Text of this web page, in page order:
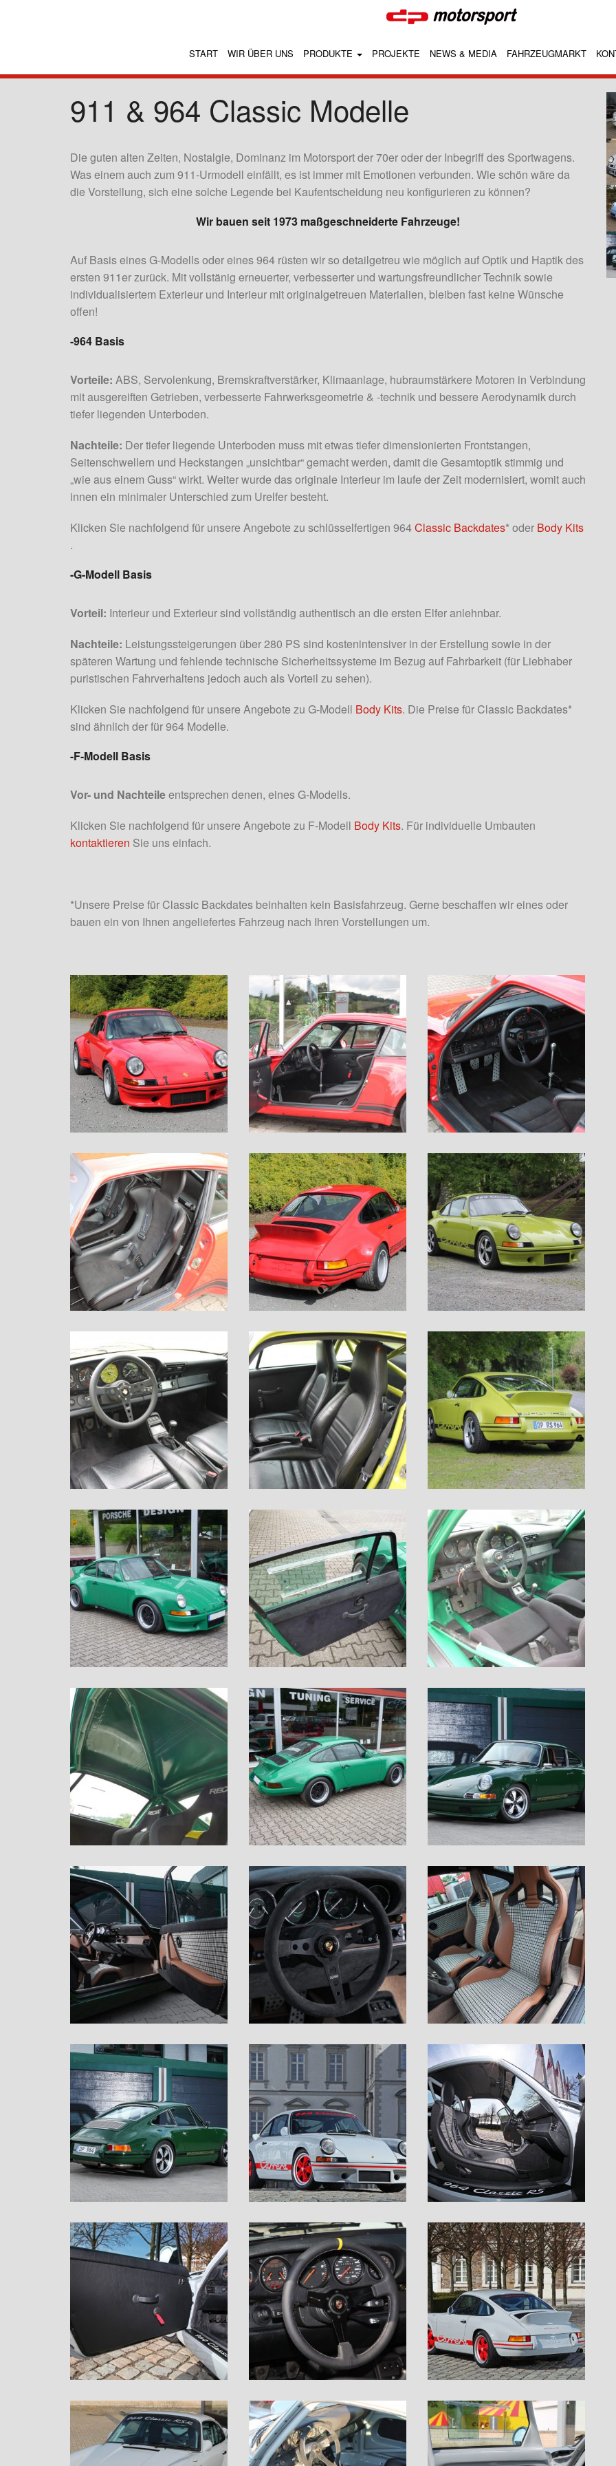
START WIR ÜBER UNS PRODUKTE PROJEKTE NEWS & MEDIA FAHRZEUGMARKT
911 & 964 Classic Modelle
Die guten alten Zeiten, Nostalgie, Dominanz im Motorsport der 70er oder der Inbegriff des Sportwagens.
Was einem auch zum 911-Urmodell einfällt, es ist immer mit Emotionen verbunden. Wie schön wäre da
die Vorstellung, sich eine solche Legende bei Kaufentscheidung neu konfigurieren zu können?
Wir bauen seit 1973 maßgeschneiderte Fahrzeuge!
Auf Basis eines G-Modells oder eines 964 rüsten wir so detailgetreu wie möglich auf Optik und Haptik des
ersten 911er zurück. Mit vollstänig erneuerter, verbesserter und wartungsfreundlicher Technik sowie
individualisiertem Exterieur und Interieur mit originalgetreuen Materialien, bleiben fast keine Wünsche
offen!
-964 Basis
Vorteile: ABS, Servolenkung, Bremskraftverstärker, Klimaanlage, hubraumstärkere Motoren in Verbindung
mit ausgereiften Getrieben, verbesserte Fahrwerksgeometrie & -technik und bessere Aerodynamik durch
tiefer liegenden Unterboden.
Nachteile: Der tiefer liegende Unterboden muss mit etwas tiefer dimensionierten Frontstangen,
Seitenschwellern und Heckstangen „unsichtbar“ gemacht werden, damit die Gesamtoptik stimmig und
„wie aus einem Guss“ wirkt. Weiter wurde das originale Interieur im laufe der Zeit modernisiert, womit auch
innen ein minimaler Unterschied zum Urelfer besteht.
Klicken Sie nachfolgend für unsere Angebote zu schlüsselfertigen 964Classic Backdates* oder Body Kits
.
-G-Modell Basis
Vorteil: Interieur und Exterieur sind vollständig authentisch an die ersten Elfer anlehnbar.
Nachteile: Leistungssteigerungen über 280 PS sind kostenintensiver in der Erstellung sowie in der
späteren Wartung und fehlende technische Sicherheitssysteme im Bezug auf Fahrbarkeit (für Liebhaber
puristischen Fahrverhaltens jedoch auch als Vorteil zu sehen).
Klicken Sie nachfolgend für unsere Angebote zu G-Modell Body Kits. Die Preise für Classic Backdates*
sind ähnlich der für 964 Modelle.
-F-Modell Basis
Vor- und Nachteileentsprechen denen, eines G-Modells.
Klicken Sie nachfolgend für unsere Angebote zu F-Modell Body Kits. Für individuelle Umbauten
kontaktieren Sie uns einfach.
*Unsere Preise für Classic Backdates beinhalten kein Basisfahrzeug. Gerne beschaffen wir eines oder
bauen ein von Ihnen angeliefertes Fahrzeug nach Ihren Vorstellungen um.